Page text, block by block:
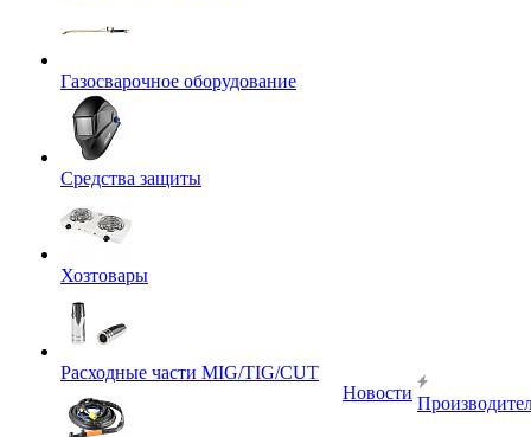
Газосварочное оборудование
Средства защиты
Хозтовары
Расходные части MIG/TIG/CUT
Новости